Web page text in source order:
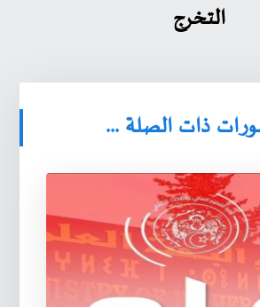
التخرج
ذات الصلة ...